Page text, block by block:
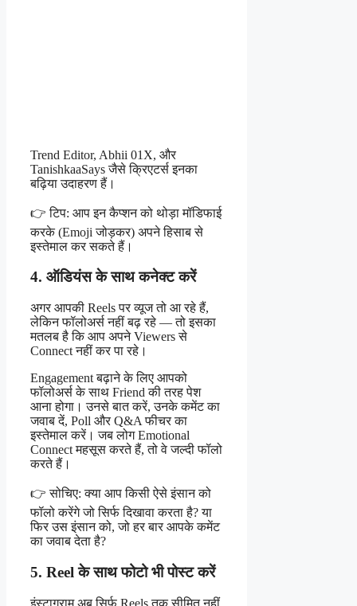
Trend Editor, Abhii 01X, और
TanishkaaSays जैसे क्रिएटर्स इनका
बढ़िया उदाहरण हैं।
👉 टिप: आप इन कैप्शन को थोड़ा मॉडिफाई
करके (Emoji जोड़कर) अपने हिसाब से
इस्तेमाल कर सकते हैं।
4. ऑडियंस के साथ कनेक्ट करें
अगर आपकी Reels पर व्यूज तो आ रहे हैं,
लेकिन फॉलोअर्स नहीं बढ़ रहे — तो इसका
मतलब है कि आप अपने Viewers से
Connect नहीं कर पा रहे।
Engagement बढ़ाने के लिए आपको
फॉलोअर्स के साथ Friend की तरह पेश
आना होगा। उनसे बात करें, उनके कमेंट का
जवाब दें, Poll और Q&A फीचर का
इस्तेमाल करें। जब लोग Emotional
Connect महसूस करते हैं, तो वे जल्दी फॉलो
करते हैं।
👉 सोचिए: क्या आप किसी ऐसे इंसान को
फॉलो करेंगे जो सिर्फ दिखावा करता है? या
फिर उस इंसान को, जो हर बार आपके कमेंट
का जवाब देता है?
5. Reel के साथ फोटो भी पोस्ट करें
इंस्टाग्राम अब सिर्फ Reels तक सीमित नहीं